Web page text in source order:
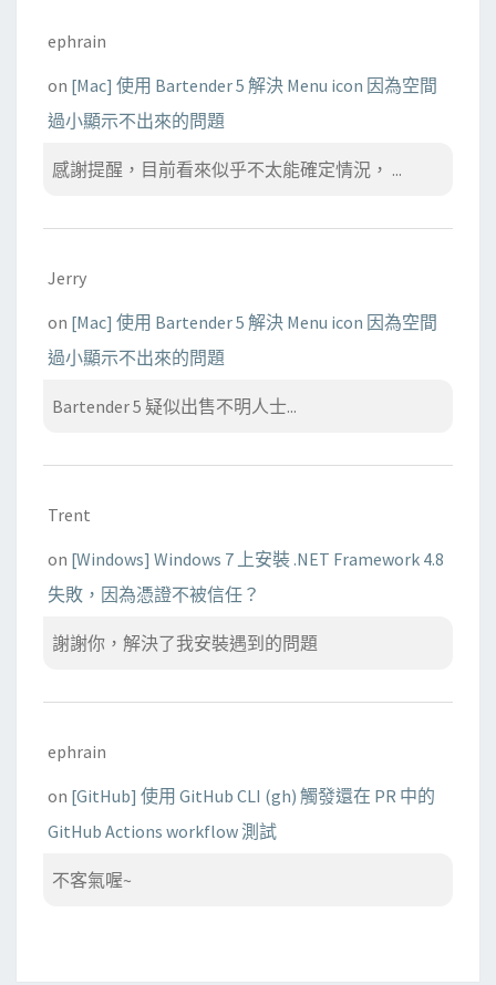
ephrain
on [Mac] 使用 Bartender 5 解決 Menu icon 因為空間
過小顯示不出來的問題
感謝提醒，目前看來似乎不太能確定情況， ...
Jerry
on [Mac] 使用 Bartender 5 解決 Menu icon 因為空間
過小顯示不出來的問題
Bartender 5 疑似出售不明人士...
Trent
on [Windows] Windows 7 上安裝 .NET Framework 4.8
失敗，因為憑證不被信任？
謝謝你，解決了我安裝遇到的問題
ephrain
on [GitHub] 使用 GitHub CLI (gh) 觸發還在 PR 中的
GitHub Actions workflow 測試
不客氣喔~